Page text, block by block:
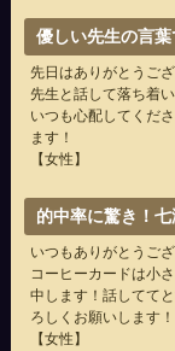
優しい先生の言
先日はありがとうござ
先生と話して落ち着
いつも心配してくだ
ます！
【女性】
的中率に驚き！
いつもありがとうござ
コーヒーカードは小
中します！話してて
ろしくお願いします！
【女性】